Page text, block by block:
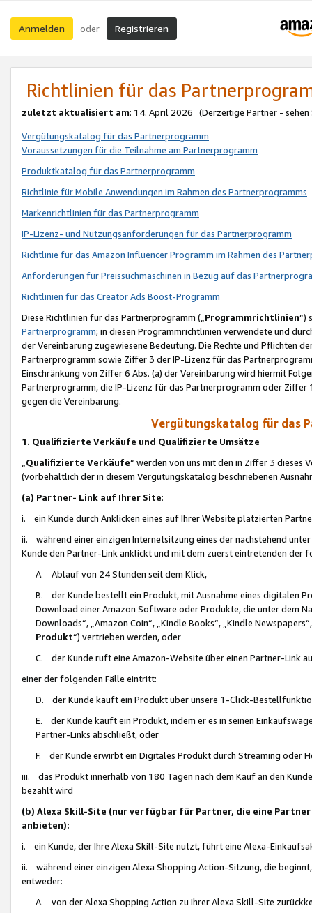
Anmelden oder Registrieren
Richtlinien für das
zuletzt aktualisiert am: 14. April 2026 (Derzeitige Partner - sehen
Vergütungskatalog für das Partnerprogramm
Voraussetzungen für die Teilnahme am Partnerprogramm
Produktkatalog für das Partnerprogramm
Richtlinie für Mobile Anwendungen im Rahmen des Partnerprogramms
Markenrichtlinien für das Partnerprogramm
IP-Lizenz- und Nutzungsanforderungen für das Partnerprogramm
Richtlinie für das Amazon Influencer Programm im Rahmen des
Anforderungen für Preissuchmaschinen in Bezug auf das
Richtlinien für das Creator Ads Boost-Programm
Diese Richtlinien für das Partnerprogramm („Programmrichtlinien“)
Partnerprogramm; in diesen Programmrichtlinien verwendete und
der Vereinbarung zugewiesene Bedeutung. Die Rechte und Pflichten
Partnerprogramm sowie Ziffer 3 der IP-Lizenz für das
Einschränkung von Ziffer 6 Abs. (a) der Vereinbarung wird hiermit
Partnerprogramm, die IP-Lizenz für das Partnerprogramm oder
gegen die Vereinbarung.
Vergütungskatalog für das
1. Qualifizierte Verkäufe und Qualifizierte Umsätze
Qualifizierte Verkäufe“ werden von uns mit den in Ziffer 3
(vorbehaltlich der in diesem Vergütungskatalog beschriebenen
(a) Partner- Link auf Ihrer Site:
i. ein Kunde durch Anklicken eines auf Ihrer Website platzierten
ii. während einer einzigen Internetsitzung eines der nachstehend
Kunde den Partner-Link anklickt und mit dem zuerst eintretenden der
A. Ablauf von 24 Stunden seit dem Klick,
B. der Kunde bestellt ein Produkt, mit Ausnahme eines digitalen
Download einer Amazon Software oder Produkte, die unter dem
Downloads“, „Amazon Coin“, „Kindle Books“, „Kindle
Produkt“) vertrieben werden, oder
C. der Kunde ruft eine Amazon-Website über einen Partner-Link
einer der folgenden Fälle eintritt:
D. der Kunde kauft ein Produkt über unsere 1-Click-
E. der Kunde kauft ein Produkt, indem er es in seinen
Partner-Links abschließt, oder
F. der Kunde erwirbt ein Digitales Produkt durch Streaming oder
iii. das Produkt innerhalb von 180 Tagen nach dem Kauf an den
bezahlt wird
(b) Alexa Skill-Site (nur verfügbar für Partner, die eine
anbieten):
i. ein Kunde, der Ihre Alexa Skill-Site nutzt, führt eine Alexa-
ii. während einer einzigen Alexa Shopping Action-Sitzung, die
entweder:
A. von der Alexa Shopping Action zu Ihrer Alexa Skill-Site